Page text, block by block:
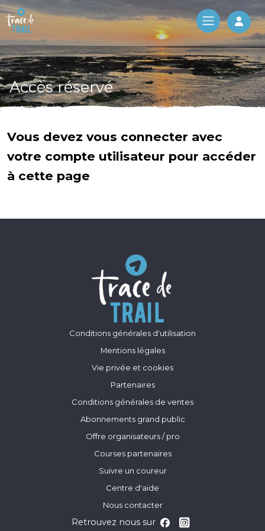
Log
Accès réservé
Vous devez vous connecter avec
votre compte utilisateur pour accéder
à cette page
Conditions générales d'utilisation
Mentions légales
Vie privée et cookies
Partenaires
Conditions générales de ventes
Abonnements grand public
Offre organisateurs / pro
Courses partenaires
Suivre un coureur
Centre d'aide
Nous contacter
Retrouvez nous sur